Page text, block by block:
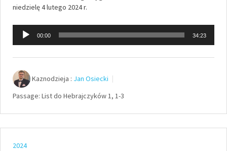
niedzielę 4 lutego 2024 r.
Odtwarzacz
plików
dźwiękowych
00:00 34:23
Kaznodzieja : Jan Osiecki
Passage: List do Hebrajczyków 1, 1-3
2024